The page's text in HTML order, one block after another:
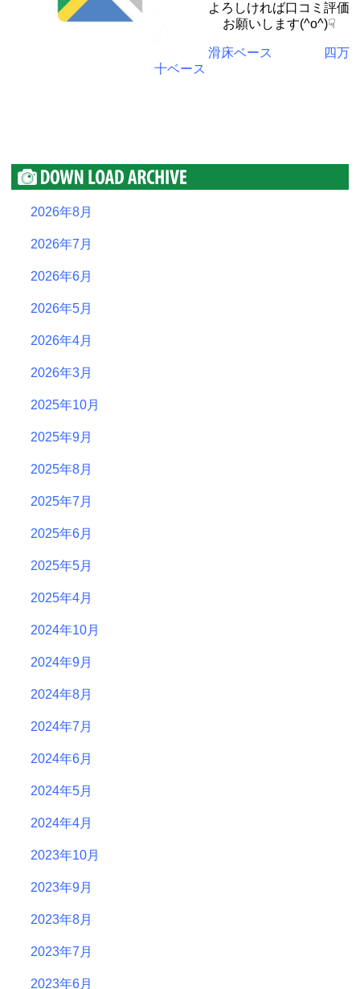
よろしければ口コミ評価
お願いします(^o^)☟
滑床ベース
四万
十ベース
2026年8月
2026年7月
2026年6月
2026年5月
2026年4月
2026年3月
2025年10月
2025年9月
2025年8月
2025年7月
2025年6月
2025年5月
2025年4月
2024年10月
2024年9月
2024年8月
2024年7月
2024年6月
2024年5月
2024年4月
2023年10月
2023年9月
2023年8月
2023年7月
2023年6月